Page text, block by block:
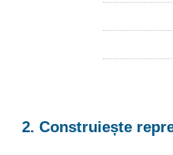
2. Construiește